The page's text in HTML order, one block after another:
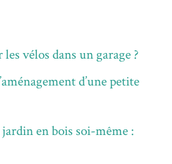
vélos dans un garage ?
d’une petite
en bois soi-même :